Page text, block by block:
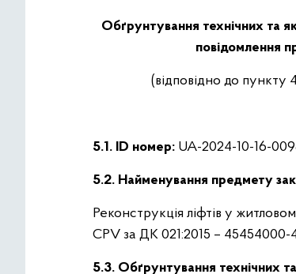
Обґрунтування технічних та
повідомлення
(відповідно до пункту
5.1. ID номер: UA-2024-10-16-
5.2. Найменування предмету
Реконструкція ліфтів у
CPV за ДК 021:2015 – 45454000-
5.3. Обґрунтування технічних